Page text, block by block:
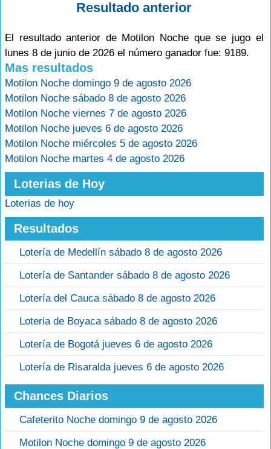
Resultado anterior
El resultado anterior de Motilon Noche que se jugo el
lunes 8 de junio de 2026 el número ganador fue: 9189.
Mas resultados
Motilon Noche domingo 9 de agosto 2026
Motilon Noche sábado 8 de agosto 2026
Motilon Noche viernes 7 de agosto 2026
Motilon Noche jueves 6 de agosto 2026
Motilon Noche miércoles 5 de agosto 2026
Motilon Noche martes 4 de agosto 2026
Loterias de Hoy
Loterias de hoy
Resultados
Lotería de Medellín sábado 8 de agosto 2026
Lotería de Santander sábado 8 de agosto 2026
Lotería del Cauca sábado 8 de agosto 2026
Loteria de Boyaca sábado 8 de agosto 2026
Lotería de Bogotá jueves 6 de agosto 2026
Lotería de Risaralda jueves 6 de agosto 2026
Chances Diarios
Cafeterito Noche domingo 9 de agosto 2026
Motilon Noche domingo 9 de agosto 2026